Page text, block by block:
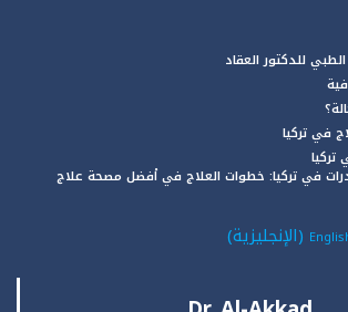
للدكتور العقاد
في تركيا
في تركيا: خطوات العلاج في أفضل مصحة علاج
(الإنجليزية)